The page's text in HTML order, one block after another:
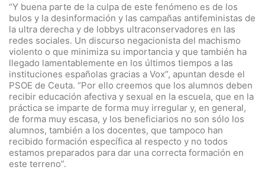
“Y buena parte de la culpa de este fenómeno es de los
bulos y la desinformación y las campañas antifeministas de
la ultra derecha y de lobbys ultraconservadores en las
redes sociales. Un discurso negacionista del machismo
violento o que minimiza su importancia y que también ha
llegado lamentablemente en los últimos tiempos a las
instituciones españolas gracias a Vox”, apuntan desde el
PSOE de Ceuta. “Por ello creemos que los alumnos deben
recibir educación afectiva y sexual en la escuela, que en la
práctica se imparte de forma muy irregular y, en general,
de forma muy escasa, y los beneficiarios no son sólo los
alumnos, también a los docentes, que tampoco han
recibido formación específica al respecto y no todos
estamos preparados para dar una correcta formación en
este terreno”.